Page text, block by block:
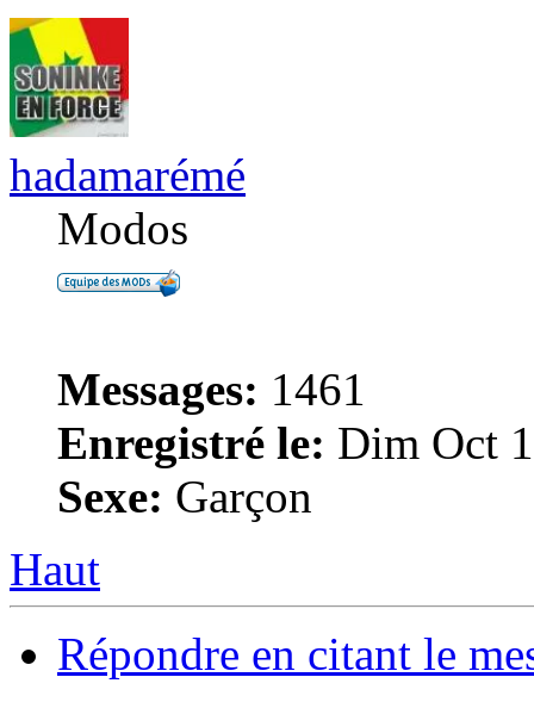
hadamarémé
Modos
Messages: 1461
Enregistré le: Dim Oct
Sexe: Garçon
Haut
Répondre en citant le